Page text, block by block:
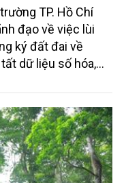
TP. Hồ Chí
đạo về việc lùi
ký đất đai về
dữ liệu số hóa,
có thể gây ách
nghiệp…